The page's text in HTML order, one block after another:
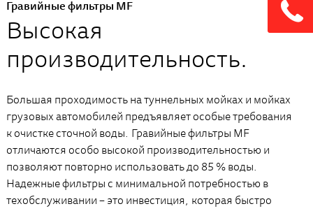
Гравийные фильтры MF
Высокая
производительность.
Большая проходимость на туннельных мойках и мойках
грузовых автомобилей предъявляет особые требования
к очистке сточной воды. Гравийные фильтры MF
отличаются особо высокой производительностью и
позволяют повторно использовать до 85 % воды.
Надежные фильтры с минимальной потребностью в
техобслуживании – это инвестиция, которая быстро